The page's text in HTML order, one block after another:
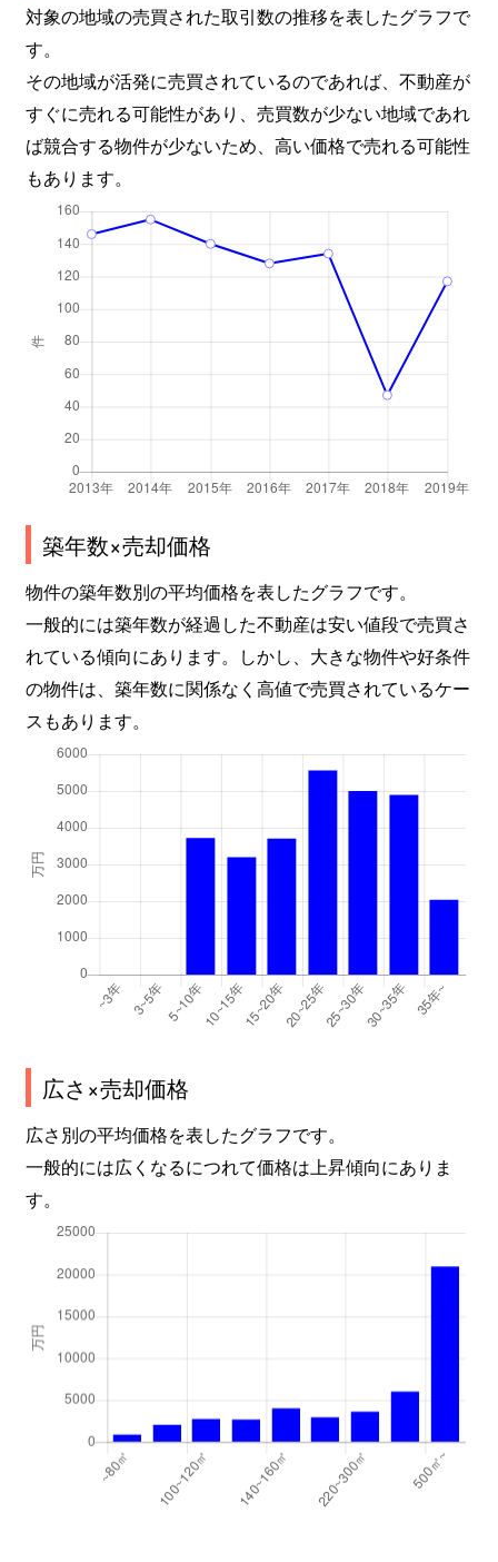
対象の地域の売買された取引数の推移を表したグラフで
す。
その地域が活発に売買されているのであれば、不動産が
すぐに売れる可能性があり、売買数が少ない地域であれ
ば競合する物件が少ないため、高い価格で売れる可能性
もあります。
築年数×売却価格
物件の築年数別の平均価格を表したグラフです。
一般的には築年数が経過した不動産は安い値段で売買さ
れている傾向にあります。しかし、大きな物件や好条件
の物件は、築年数に関係なく高値で売買されているケー
スもあります。
広さ×売却価格
広さ別の平均価格を表したグラフです。
一般的には広くなるにつれて価格は上昇傾向にありま
す。